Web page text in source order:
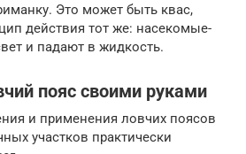
Это может быть квас,
действия тот же: насекомые-
и падают в жидкость.
пояс своими руками
и применения ловчих поясов
участков практически